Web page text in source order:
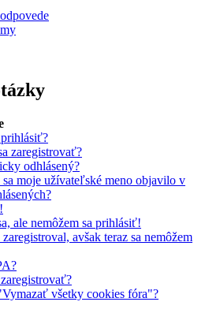
prihlásiť?
zaregistrovať?
odhlásený?
moje užívateľské meno objavilo v
ale nemôžem sa prihlásiť!
avšak teraz sa nemôžem
všetky cookies fóra"?